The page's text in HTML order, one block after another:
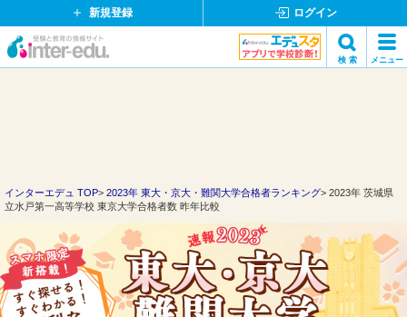
新規登録 ログイン
イ
ド
ッ
ト
コ
ム
検 索 メニュー
インターエデュ TOP 2023年 東大・京大・難関大学合格者ランキング
2023年 茨城県
立水戸第一高等学校 東京大学合格者数 昨年比較